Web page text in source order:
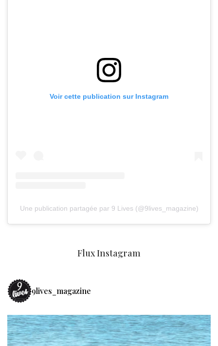
Voir cette publication sur Instagram
Une publication partagée par 9 Lives (@9lives_magazine)
Flux Instagram
9lives_magazine